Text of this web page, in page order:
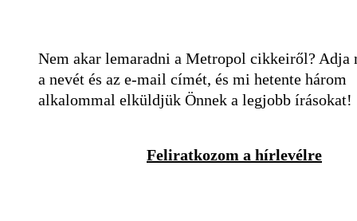
Nem akar lemaradni a Metropol cikkeiről? Adja
a nevét és az e-mail címét, és mi hetente három
alkalommal elküldjük Önnek a legjobb írásokat!
Feliratkozom a hírlevélre